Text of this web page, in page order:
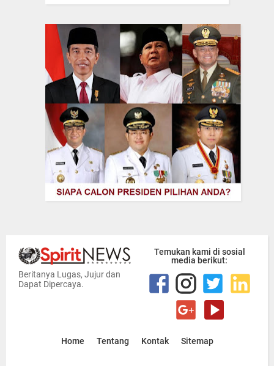
Beritanya Lugas, Jujur dan
Dapat Dipercaya.
Temukan kami di sosial
media berikut:
Home Tentang Kontak Sitemap